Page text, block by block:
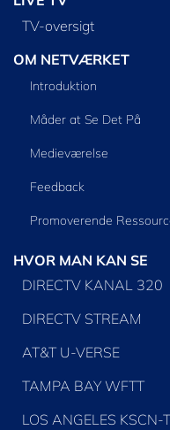
TV-oversigt
OM NETVÆRKET
Introduktion
Måder at Se Det På
Medieværelse
Feedback
Promoverende
HVOR MAN KAN SE
DIRECTV KANAL 320
DIRECTV STREAM
AT&T U-VERSE
TAMPA BAY WFTT
LOS ANGELES KSCN-